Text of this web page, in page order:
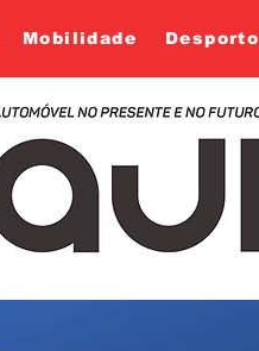
Mobilidade Desporto